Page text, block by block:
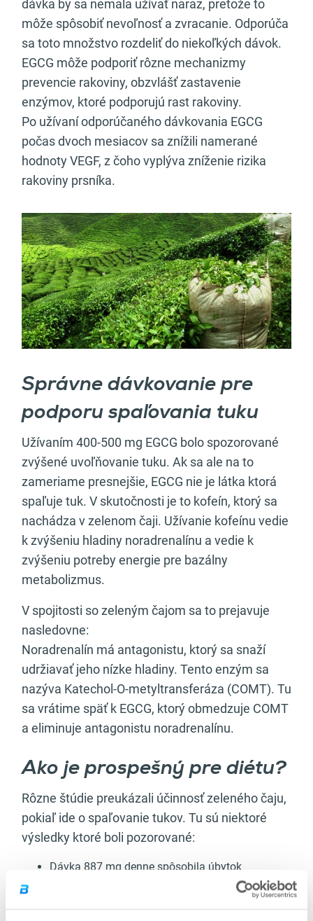
dávka by sa nemala užívať naraz, pretože to
môže spôsobiť nevoľnosť a zvracanie. Odporúča
sa toto množstvo rozdeliť do niekoľkých dávok.
EGCG môže podporiť rôzne mechanizmy
prevencie rakoviny, obzvlášť zastavenie
enzýmov, ktoré podporujú rast rakoviny.
Po užívaní odporúčaného dávkovania EGCG
počas dvoch mesiacov sa znížili namerané
hodnoty VEGF, z čoho vyplýva zníženie rizika
rakoviny prsníka.
Správne dávkovanie pre
podporu spaľovania tuku
Užívaním 400-500 mg EGCG bolo spozorované
zvýšené uvoľňovanie tuku. Ak sa ale na to
zameriame presnejšie, EGCG nie je látka ktorá
spaľuje tuk. V skutočnosti je to kofeín, ktorý sa
nachádza v zelenom čaji. Užívanie kofeínu vedie
k zvýšeniu hladiny noradrenalínu a vedie k
zvýšeniu potreby energie pre bazálny
metabolizmus.
V spojitosti so zeleným čajom sa to prejavuje
nasledovne:
Noradrenalín má antagonistu, ktorý sa snaží
udržiavať jeho nízke hladiny. Tento enzým sa
nazýva Katechol-O-metyltransferáza (COMT). Tu
sa vrátime späť k EGCG, ktorý obmedzuje COMT
a eliminuje antagonistu noradrenalínu.
Ako je prospešný pre diétu?
Rôzne štúdie preukázali účinnosť zeleného čaju,
pokiaľ ide o spaľovanie tukov. Tu sú niektoré
výsledky ktoré boli pozorované:
Dávka 887 mg denne spôsobila úbytok
hmotnosti o 1,2 kg v priebehu 12 týždňov.
Iná štúdia vykonaná na ľuďoch, ktorí športovali